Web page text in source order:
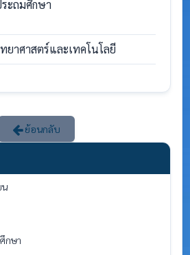
น
กษา
ะถมศึกษา
ยาศาสตร์และเทคโนโลยี
ย้อนกลับ